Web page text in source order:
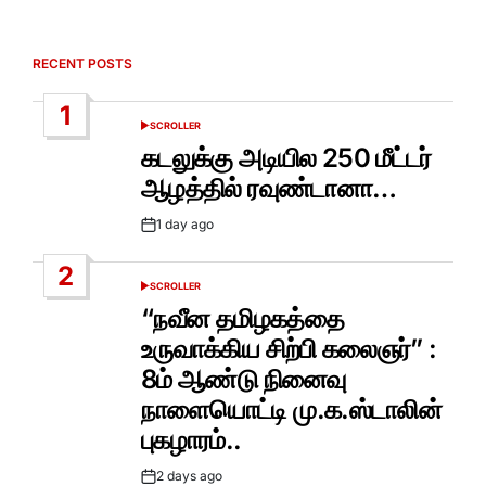
RECENT POSTS
1
POSTED
SCROLLER
கடலுக்கு அடியில 250 மீட்டர்
ஆழத்தில் ரவுண்டானா…
Post1 day ago
2
POSTED
SCROLLER
“நவீன தமிழகத்தை
உருவாக்கிய சிற்பி கலைஞர்” :
8ம் ஆண்டு நினைவு
நாளையொட்டி மு.க.ஸ்டாலின்
புகழாரம்..
2 days ago